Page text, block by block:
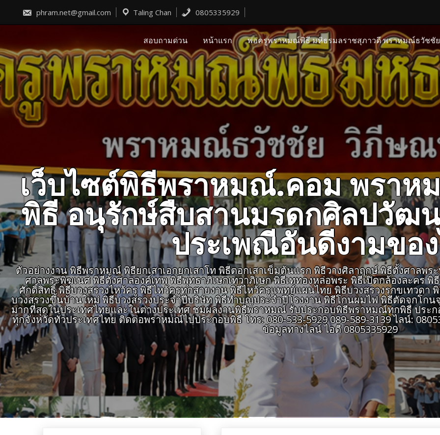
content
phram.net@gmail.com Taling Chan 0805335929
สอบถามด่วน หน้าแรก พ่อครูพราหมณ์พิธี มหิธรมลราชสุภาวดี พราหมณ์ธวัช
เว็บไซต์พิธีพราหมณ์.คอม พรา
พิธี อนุรักษ์สืบสานมรดกศิลปวัฒ
ประเพณีอันดีงามขอ
ตัวอย่างงาน พิธีพราหมณ์ พิธียกเสาเอกยกเสาโท พิธีตอกเสาเข็มต้นแรก พิธีวางศิลาฤกษ์ พิธีตั้งศาลพ
ศาลพระพิฆเนศ พิธีตั้งศาลองค์เทพ พิธีพุทธาภิเษกเทวาภิเษก พิธีเททองหล่อพระ พิธีเปิดกล้องละคร พิ
ศักดิ์สิทธิ์ พิธีบวงสรวงไหว้ครู พิธีไหว้ครูทุกสายงาน พิธีไหว้ครูแพทย์แผนไทย พิธีบวงสรวงรุกขเทวดา
บวงสรวงขึ้นบ้านใหม่ พิธีบวงสรวงประจำปีบริษัท พิธีทำบุญประจำปีโรงงาน พิธีโกนผมไฟ พิธีตัดจุกโ
มากที่สุดในประเทศไทยและในต่างประเทศ ชมผลงานพิธีพราหมณ์ รับประกอบพิธีพราหมณ์ทุกพิธี ปร
ทุกจังหวัดทั่วประเทศไทย ติดต่อพราหมณ์ไปประกอบพิธี โทร: 080-533-5929 089-589-3139 ไลน์:
ข้อมูลทางไลน์ ไอดี 0805335929